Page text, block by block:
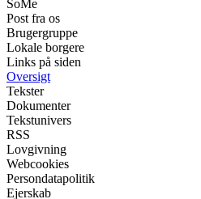
SoMe
Post fra os
Brugergruppe
Lokale borgere
Links på siden
Oversigt
Tekster
Dokumenter
Tekstunivers
RSS
Lovgivning
Webcookies
Persondatapolitik
Ejerskab